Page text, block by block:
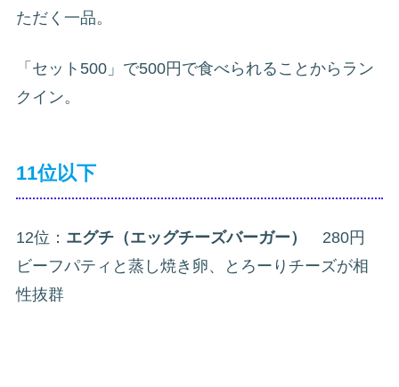
ただく一品。
「セット500」で500円で食べられることからラン
クイン。
11位以下
12位： エグチ（エッグチーズバーガー）
280円
ビーフパティと蒸し焼き卵、とろーりチーズが相
性抜群